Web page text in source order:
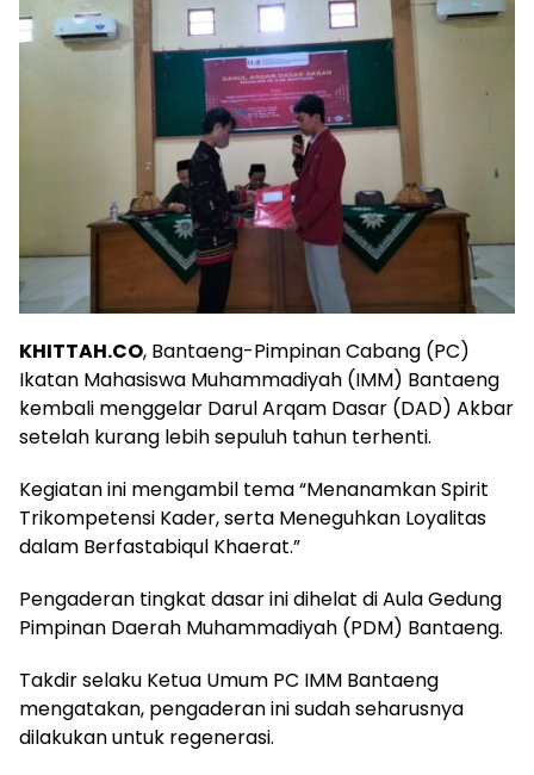
KHITTAH.CO, Bantaeng-Pimpinan Cabang (PC)
Ikatan Mahasiswa Muhammadiyah (IMM) Bantaeng
kembali menggelar Darul Arqam Dasar (DAD) Akbar
setelah kurang lebih sepuluh tahun terhenti.
Kegiatan ini mengambil tema “Menanamkan Spirit
Trikompetensi Kader, serta Meneguhkan Loyalitas
dalam Berfastabiqul Khaerat.”
Pengaderan tingkat dasar ini dihelat di Aula Gedung
Pimpinan Daerah Muhammadiyah (PDM) Bantaeng.
Takdir selaku Ketua Umum PC IMM Bantaeng
mengatakan, pengaderan ini sudah seharusnya
dilakukan untuk regenerasi.